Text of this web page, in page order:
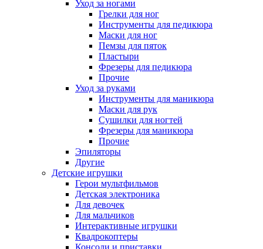
Уход за ногами
Грелки для ног
Инструменты для педикюра
Маски для ног
Пемзы для пяток
Пластыри
Фрезеры для педикюра
Прочие
Уход за руками
Инструменты для маникюра
Маски для рук
Сушилки для ногтей
Фрезеры для маникюра
Прочие
Эпиляторы
Другие
Детские игрушки
Герои мультфильмов
Детская электроника
Для девочек
Для мальчиков
Интерактивные игрушки
Квадрокоптеры
Консоли и приставки